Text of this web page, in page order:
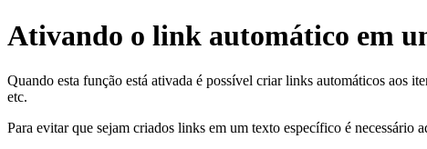
Ativando o link automático em
Quando esta função está ativada é possível criar links automáticos aos
etc.
Para evitar que sejam criados links em um texto específico é